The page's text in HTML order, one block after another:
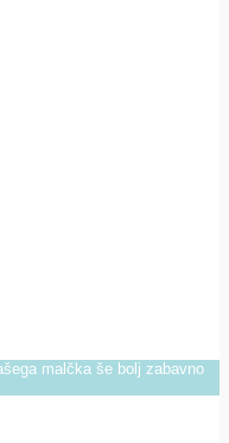
malčka še bolj zabavno